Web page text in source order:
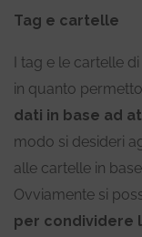
Tag e cartelle
I tag e le cartelle
in quanto
dati in base ad
modo si desideri
alle cartelle in
Ovviamente si
per condividere